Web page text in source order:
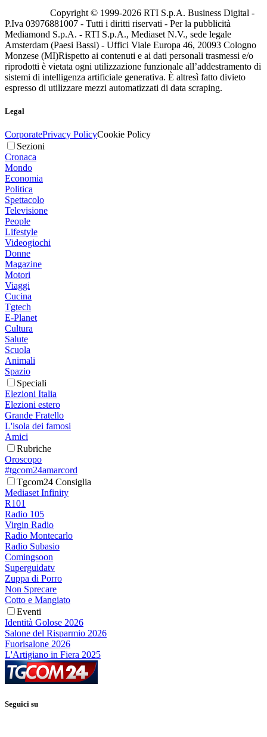
Copyright © 1999-2026 RTI S.p.A. Business Digital -
P.Iva 03976881007 - Tutti i diritti riservati - Per la pubblicità
Mediamond S.p.A. - RTI S.p.A., Mediaset N.V., sede legale
Amsterdam (Paesi Bassi) - Uffici Viale Europa 46, 20093 Cologno
Monzese (MI)Rispetto ai contenuti e ai dati personali trasmessi e/o
riprodotti è vietata ogni utilizzazione funzionale all’addestramento di
sistemi di intelligenza artificiale generativa. È altresì fatto divieto
espresso di utilizzare mezzi automatizzati di data scraping.
Legal
CorporatePrivacy PolicyCookie Policy
Sezioni
Cronaca
Mondo
Economia
Politica
Spettacolo
Televisione
People
Lifestyle
Videogiochi
Donne
Magazine
Motori
Viaggi
Cucina
Tgtech
E-Planet
Cultura
Salute
Scuola
Animali
Spazio
Speciali
Elezioni Italia
Elezioni estero
Grande Fratello
L'isola dei famosi
Amici
Rubriche
Oroscopo
#tgcom24amarcord
Tgcom24 Consiglia
Mediaset Infinity
R101
Radio 105
Virgin Radio
Radio Montecarlo
Radio Subasio
Comingsoon
Superguidatv
Zuppa di Porro
Non Sprecare
Cotto e Mangiato
Eventi
Identità Golose 2026
Salone del Risparmio 2026
Fuorisalone 2026
L'Artigiano in Fiera 2025
Seguici su